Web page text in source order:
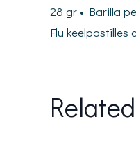
28 gr • Barilla
Flu keelpastilles